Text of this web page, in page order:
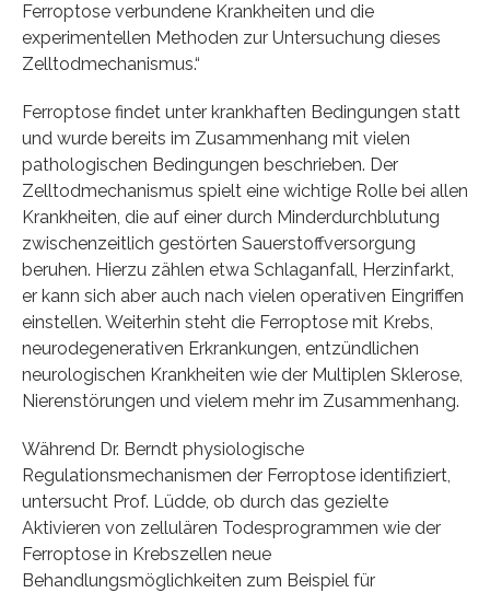
Ferroptose verbundene Krankheiten und die
experimentellen Methoden zur Untersuchung dieses
Zelltodmechanismus.“
Ferroptose findet unter krankhaften Bedingungen statt
und wurde bereits im Zusammenhang mit vielen
pathologischen Bedingungen beschrieben. Der
Zelltodmechanismus spielt eine wichtige Rolle bei allen
Krankheiten, die auf einer durch Minderdurchblutung
zwischenzeitlich gestörten Sauerstoffversorgung
beruhen. Hierzu zählen etwa Schlaganfall, Herzinfarkt,
er kann sich aber auch nach vielen operativen Eingriffen
einstellen. Weiterhin steht die Ferroptose mit Krebs,
neurodegenerativen Erkrankungen, entzündlichen
neurologischen Krankheiten wie der Multiplen Sklerose,
Nierenstörungen und vielem mehr im Zusammenhang.
Während Dr. Berndt physiologische
Regulationsmechanismen der Ferroptose identifiziert,
untersucht Prof. Lüdde, ob durch das gezielte
Aktivieren von zellulären Todesprogrammen wie der
Ferroptose in Krebszellen neue
Behandlungsmöglichkeiten zum Beispiel für